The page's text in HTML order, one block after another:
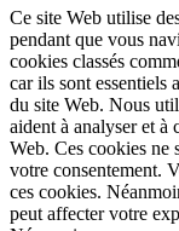
Ce site Web utilise
pendant que vous
cookies classés
car ils sont essentiels
du site Web. Nous
aident à analyser et à
Web. Ces cookies ne
votre consentement.
ces cookies.
peut affecter votre